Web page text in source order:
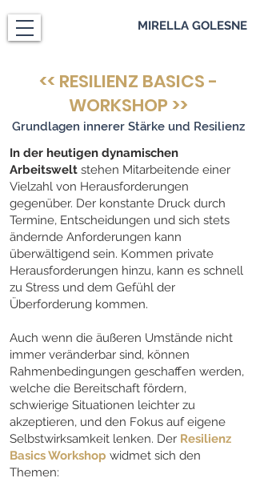
MIRELLA GOLESNE
<< RESILIENZ BASICS -
WORKSHOP >>
Grundlagen innerer Stärke und Resilienz
In der heutigen dynamischen
Arbeitswelt stehen Mitarbeitende einer
Vielzahl von Herausforderungen
gegenüber. Der konstante Druck durch
Termine, Entscheidungen und sich stets
ändernde Anforderungen kann
überwältigend sein. Kommen private
Herausforderungen hinzu, kann es schnell
zu Stress und dem Gefühl der
Überforderung kommen.
Auch wenn die äußeren Umstände nicht
immer veränderbar sind, können
Rahmenbedingungen geschaffen werden,
welche die Bereitschaft fördern,
schwierige Situationen leichter zu
akzeptieren, und den Fokus auf eigene
Selbstwirksamkeit lenken. Der Resilienz
Basics Workshop widmet sich den
Themen: